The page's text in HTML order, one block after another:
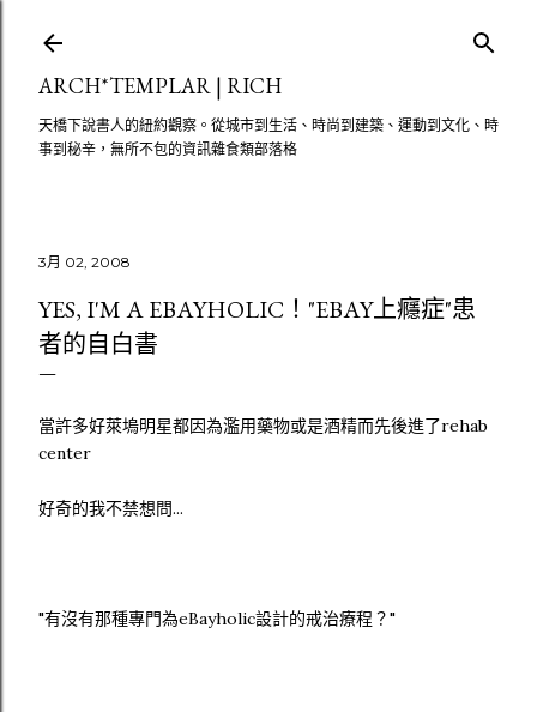
ARCH*TEMPLAR | RICH
天橋下說書人的紐約觀察。從城市到生活、時尚到建築、運動到文化、時
事到秘辛，無所不包的資訊雜食類部落格
3月 02, 2008
YES, I'M A EBAYHOLIC！"EBAY上癮症"患
者的自白書
當許多好萊塢明星都因為濫用藥物或是酒精而先後進了rehab
center
好奇的我不禁想問...
"有沒有那種專門為eBayholic設計的戒治療程？"